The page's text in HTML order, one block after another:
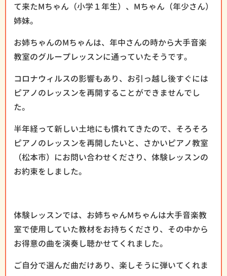
て来たMちゃん（小学１年生）、Mちゃん（年少さん）
姉妹。
お姉ちゃんのMちゃんは、年中さんの時から大手音楽
教室のグループレッスンに通っていたそうです。
コロナウィルスの影響もあり、お引っ越し後すぐには
ピアノのレッスンを再開することができませんでし
た。
半年経って新しい土地にも慣れてきたので、そろそろ
ピアノのレッスンを再開したいと、さかいピアノ教室
（松本市）にお問い合わせくださり、体験レッスンの
お約束をしました。
体験レッスンでは、お姉ちゃんMちゃんは大手音楽教
室で使用していた教材をお持ちくださり、その中から
お得意の曲を演奏し聴かせてくれました。
ご自分で選んだ曲だけあり、楽しそうに弾いてくれま